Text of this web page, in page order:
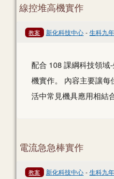
線控堆高機實作
教案 新化科技中心 -生科九
配合 108 課綱科技領域
機實作。 內容主要讓
活中常見機具應用相結合
電流急急棒實作
教案 新化科技中心 -生科九